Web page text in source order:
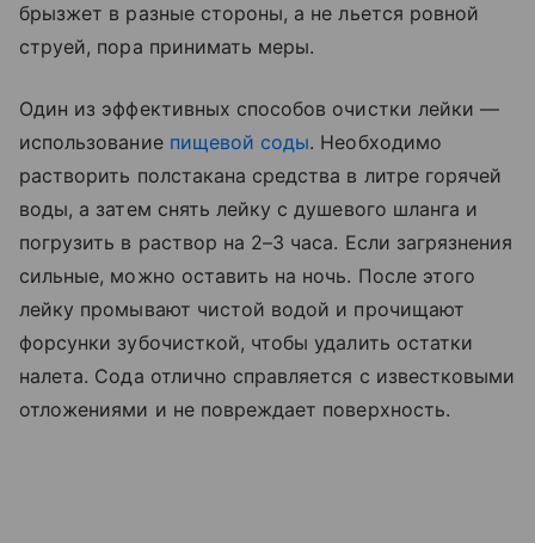
брызжет в разные стороны, а не льется ровной
струей, пора принимать меры.
Один из эффективных способов очистки лейки —
использование пищевой соды. Необходимо
растворить полстакана средства в литре горячей
воды, а затем снять лейку с душевого шланга и
погрузить в раствор на 2–3 часа. Если загрязнения
сильные, можно оставить на ночь. После этого
лейку промывают чистой водой и прочищают
форсунки зубочисткой, чтобы удалить остатки
налета. Сода отлично справляется с известковыми
отложениями и не повреждает поверхность.